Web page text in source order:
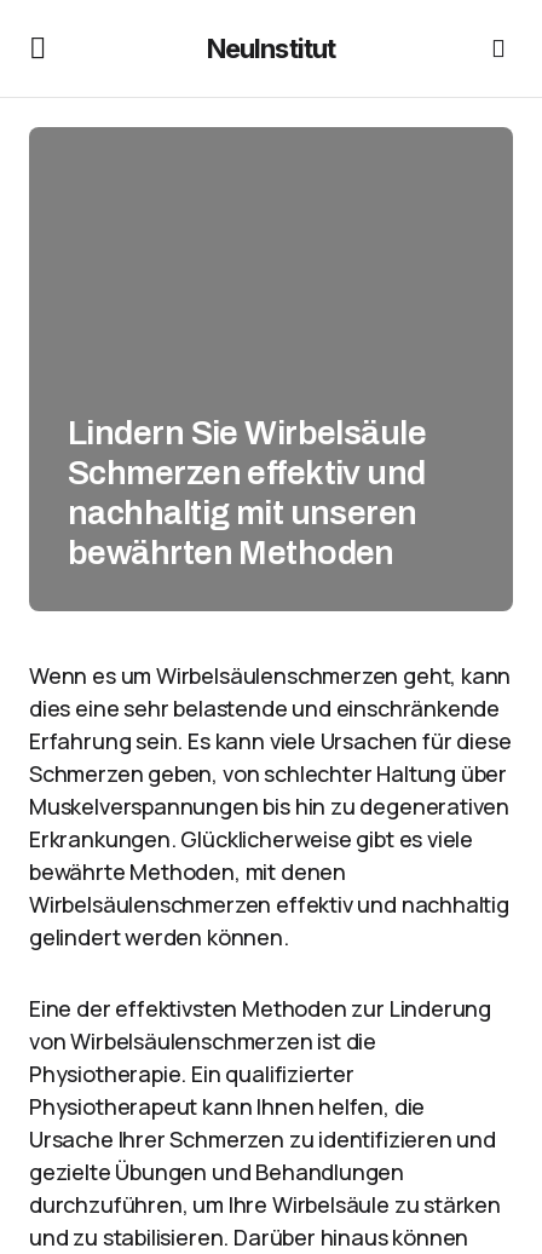
NeuInstitut
Lindern Sie Wirbelsäule
Schmerzen effektiv und
nachhaltig mit unseren
bewährten Methoden
Wenn es um Wirbelsäulenschmerzen geht, kann
dies eine sehr belastende und einschränkende
Erfahrung sein. Es kann viele Ursachen für diese
Schmerzen geben, von schlechter Haltung über
Muskelverspannungen bis hin zu degenerativen
Erkrankungen. Glücklicherweise gibt es viele
bewährte Methoden, mit denen
Wirbelsäulenschmerzen effektiv und nachhaltig
gelindert werden können.
Eine der effektivsten Methoden zur Linderung
von Wirbelsäulenschmerzen ist die
Physiotherapie. Ein qualifizierter
Physiotherapeut kann Ihnen helfen, die
Ursache Ihrer Schmerzen zu identifizieren und
gezielte Übungen und Behandlungen
durchzuführen, um Ihre Wirbelsäule zu stärken
und zu stabilisieren. Darüber hinaus können